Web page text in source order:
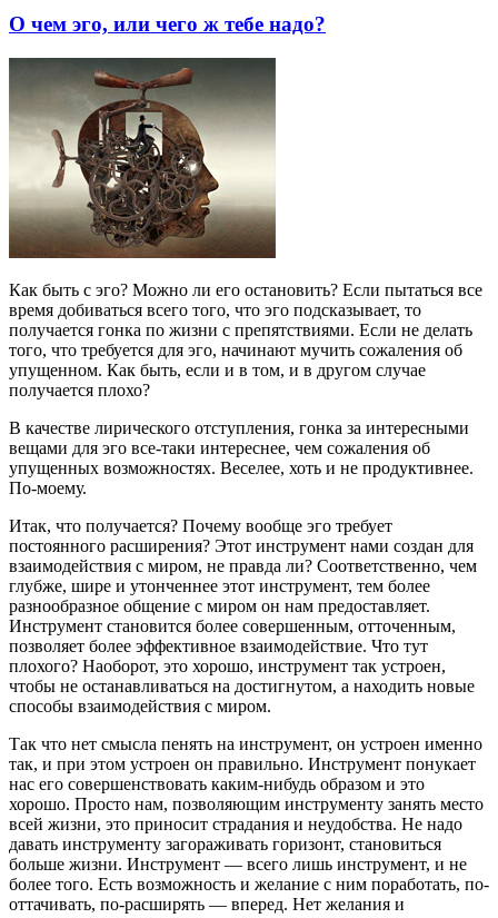
О чем эго, или чего ж тебе надо?
Как быть с эго? Можно ли его остановить? Если пытаться все
время добиваться всего того, что эго подсказывает, то
получается гонка по жизни с препятствиями. Если не делать
того, что требуется для эго, начинают мучить сожаления об
упущенном. Как быть, если и в том, и в другом случае
получается плохо?
В качестве лирического отступления, гонка за интересными
вещами для эго все-таки интереснее, чем сожаления об
упущенных возможностях. Веселее, хоть и не продуктивнее.
По-моему.
Итак, что получается? Почему вообще эго требует
постоянного расширения? Этот инструмент нами создан для
взаимодействия с миром, не правда ли? Соответственно, чем
глубже, шире и утонченнее этот инструмент, тем более
разнообразное общение с миром он нам предоставляет.
Инструмент становится более совершенным, отточенным,
позволяет более эффективное взаимодействие. Что тут
плохого? Наоборот, это хорошо, инструмент так устроен,
чтобы не останавливаться на достигнутом, а находить новые
способы взаимодействия с миром.
Так что нет смысла пенять на инструмент, он устроен именно
так, и при этом устроен он правильно. Инструмент понукает
нас его совершенствовать каким-нибудь образом и это
хорошо. Просто нам, позволяющим инструменту занять место
всей жизни, это приносит страдания и неудобства. Не надо
давать инструменту загораживать горизонт, становиться
больше жизни. Инструмент — всего лишь инструмент, и не
более того. Есть возможность и желание с ним поработать, по-
оттачивать, по-расширять — вперед. Нет желания и